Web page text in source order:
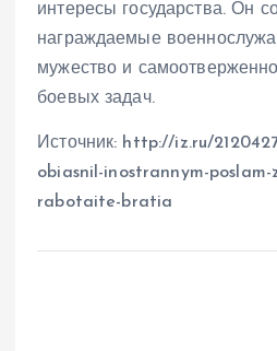
интересы государства. Он
награждаемые
мужество и
боевых задач.
Источник: http://iz.ru/
obiasnil-inostrannym-
rabotaite-bratia